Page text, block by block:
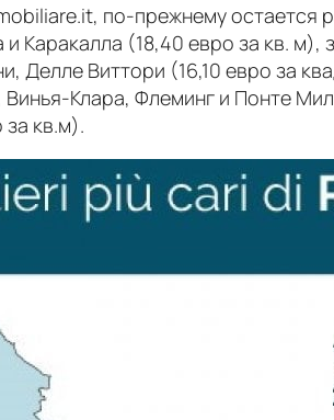
по-прежнему
Каракалла (18,40 евро за кв.
Делле Виттори (16,10 евро за
Клара, Флеминг и Понте
за кв.м).